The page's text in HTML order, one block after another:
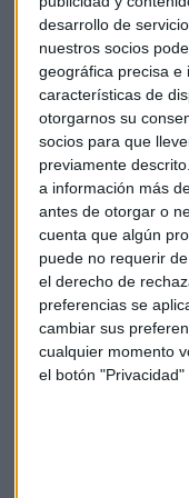
desarrollo de
nuestros socios
geográfica precisa e
características de
otorgarnos su
socios para que
previamente
a información más
antes de otorgar o
cuenta que algún
puede no requerir
el derecho de
preferencias se
cambiar sus
cualquier momento
el botón
montajes.
Por su parte el
Haddad, intenta
izquierda. Y es que
vuelta ambos
de los votos. Por eso
el 12,5% y de otras
suman el 3% entre
los ecologistas que
Bolsa Elecciones